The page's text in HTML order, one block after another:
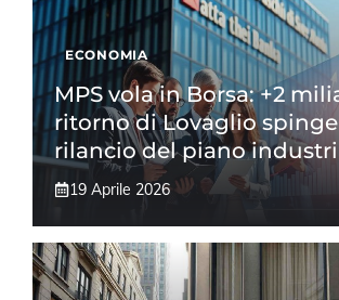
ECONOMIA
MPS vola in Borsa: +2
ritorno di Lovaglio
rilancio del piano
19 Aprile 2026